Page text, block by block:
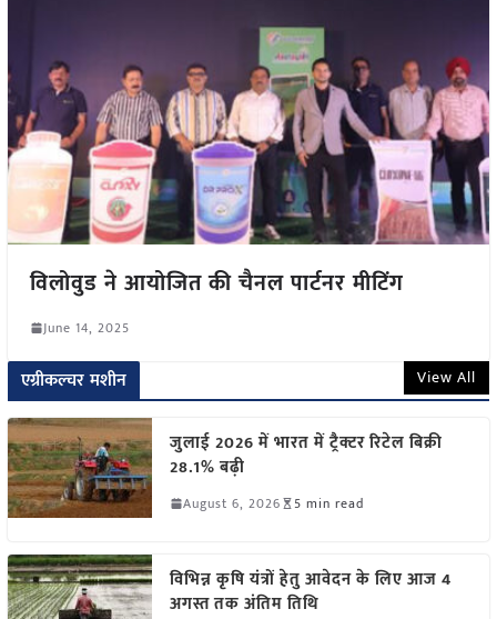
विलोवुड ने आयोजित की चैनल पार्टनर मीटिंग
June 14, 2025
एग्रीकल्चर मशीन View All
जुलाई 2026 में भारत में ट्रैक्टर रिटेल बिक्री
28.1% बढ़ी
August 6, 2026 5 min read
विभिन्न कृषि यंत्रों हेतु आवेदन के लिए आज 4
अगस्त तक अंतिम तिथि